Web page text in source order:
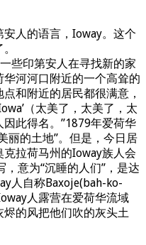
人的语言，Ioway。这个
些印第安人在寻找新的家
河河口附近的一个高耸的
和附近的居民都很满意，
（太美了，太美了，太
此得名。”1879年爱荷华
丽的土地”。但是，今日居
拉荷马州的Ioway族人会
意为“沉睡的人们”，是达
人自称Baxoje(bah-ko-
人露营在爱荷华流域
的风把他们吹的灰头土